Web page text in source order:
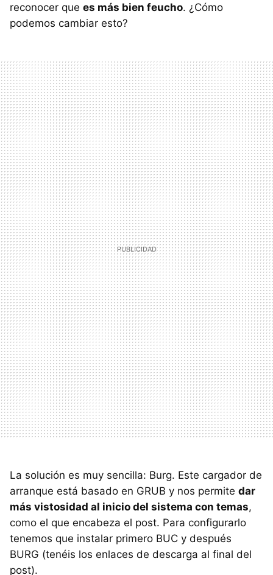
reconocer que es más bien feucho. ¿Cómo
podemos cambiar esto?
La solución es muy sencilla: Burg. Este cargador de
arranque está basado en GRUB y nos permite dar
más vistosidad al inicio del sistema con temas,
como el que encabeza el post. Para configurarlo
tenemos que instalar primero BUC y después
BURG (tenéis los enlaces de descarga al final del
post).